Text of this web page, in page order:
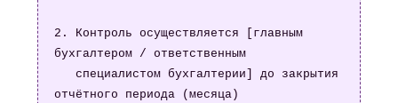
2. Контроль осуществляется [главным
бухгалтером / ответственным
отчётного периода (месяца)